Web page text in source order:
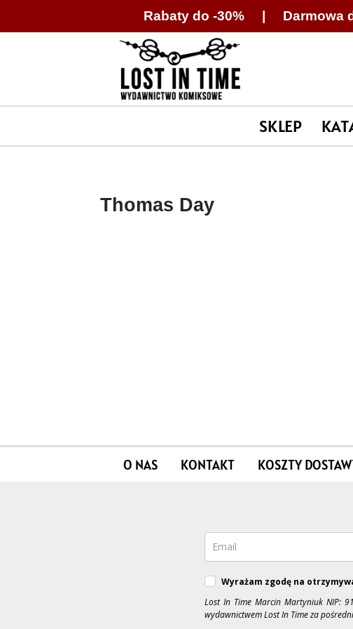
Rabaty do -30% | Darmowa
SKLEP
Thomas Day
O NAS KONTAKT KOSZTY
Wyrażam zgodę na
Lost In Time Marcin Martyniuk NIP:
wydawnictwem Lost In Time za